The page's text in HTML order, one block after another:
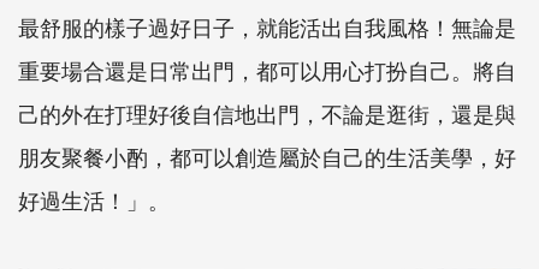
最舒服的樣子過好日子，就能活出自我風格！無論是
重要場合還是日常出門，都可以用心打扮自己。將自
己的外在打理好後自信地出門，不論是逛街，還是與
朋友聚餐小酌，都可以創造屬於自己的生活美學，好
好過生活！」。